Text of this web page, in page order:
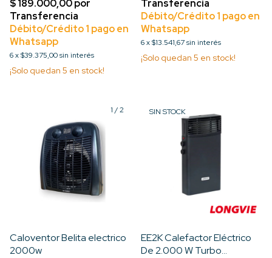
6x$39.375,00sin interés
¡Solo quedan 5 en stock!
6x$13.541,67sin interés
¡Solo quedan 5 en stock!
1 /2
Caloventor Belita electrico
2000w
SIN STOCK
EE2K Calefactor Eléctrico
De 2.000 W Turbo